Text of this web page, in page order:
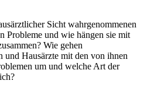
Sicht wahrgenommenen
Probleme und wie hängen sie mit
Wie gehen
und Hausärzte mit den von ihnen
um und welche Art der